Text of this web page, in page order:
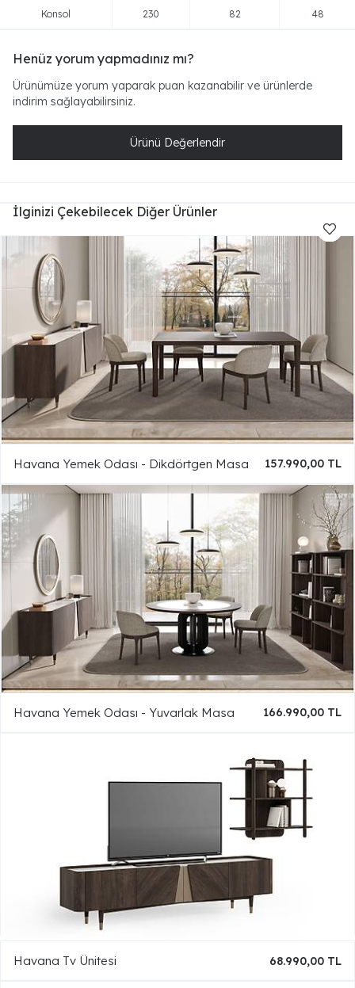
Konsol 230 82 48
Henüz yorum yapmadınız mı?
Ürünümüze yorum yaparak puan kazanabilir ve ürünlerde
indirim sağlayabilirsiniz.
Ürünü Değerlendir
İlginizi Çekebilecek Diğer Ürünler
Havana Yemek Odası - Dikdörtgen Masa 157.990,00 TL
Havana Yemek Odası - Yuvarlak Masa 166.990,00 TL
Havana Tv Ünitesi 68.990,00 TL